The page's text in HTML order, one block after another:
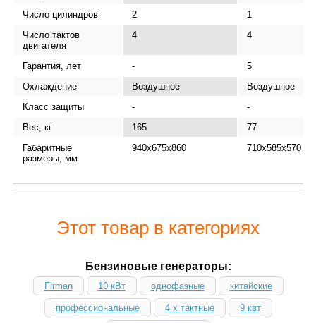
Число цилиндров 2
1
Число тактов
двигателя
4 4
Гарантия, лет -
5
Охлаждение
Воздушное
Воздушное
Класс защиты
-
-
Вес, кг
165
77
Габаритные
размеры, мм
940x675x860 710x585x570
Этот товар в категориях
Бензиновые генераторы:
Firman 10 кВт однофазные китайские
профессиональные 4 х тактные 9 квт